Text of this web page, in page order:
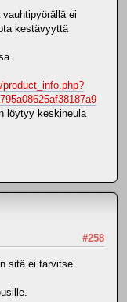
ei
kestävyyttä
löytyy keskineula
#258
sitä ei tarvitse